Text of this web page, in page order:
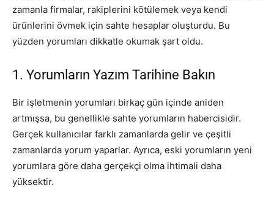
zamanla firmalar, rakiplerini kötülemek veya kendi
ürünlerini övmek için sahte hesaplar oluşturdu. Bu
yüzden yorumları dikkatle okumak şart oldu.
1. Yorumların Yazım Tarihine Bakın
Bir işletmenin yorumları birkaç gün içinde aniden
artmışsa, bu genellikle sahte yorumların habercisidir.
Gerçek kullanıcılar farklı zamanlarda gelir ve çeşitli
zamanlarda yorum yaparlar. Ayrıca, eski yorumların yeni
yorumlara göre daha gerçekçi olma ihtimali daha
yüksektir.